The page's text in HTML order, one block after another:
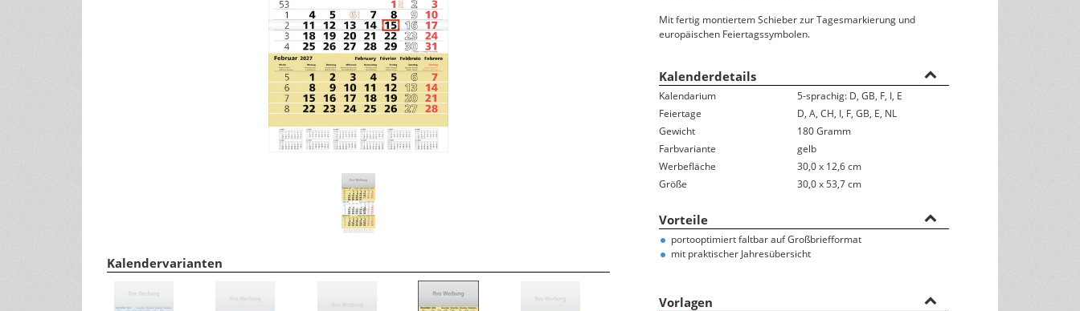
Ferientermine
Namenstage
100-jähriger Kalender
Bauernregeln/-weisheiten
Sternzeichen/Horoskop
Mondphasen
Gedenktage
Feiertage und Jahresübersicht auf der Rückwand
Rückseitentexte
Nachhaltigkeit & Umwelt
Kalendervarianten
Mit fertig montiertem Schieber zur Tagesmarkierung und
europäischen Feiertagssymbolen.
Kalenderdetails
Kalendarium
5-sprachig: D, GB, F, I, E
Feiertage
D, A, CH, I, F, GB, E, NL
Gewicht
180 Gramm
Farbvariante
gelb
Werbefläche
30,0 x 12,6 cm
Größe
30,0 x 53,7 cm
Vorteile
portooptimiert faltbar auf Großbriefformat
mit praktischer Jahresübersicht
Vorlagen